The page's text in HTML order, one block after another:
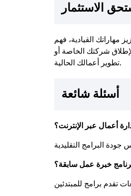
الاستثمار
مهاراتك القيادية، فهم
شركتك الخاصة أو
تطوير أعمالك الحالية.
أسئلة شائعة
أعمال عبر الإنترنت؟
خبرة عمل سابقة؟